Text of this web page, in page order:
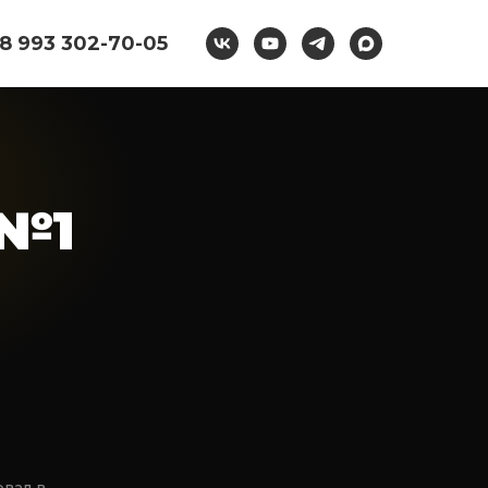
8 993 302-70-05